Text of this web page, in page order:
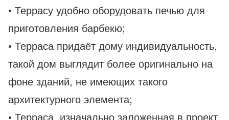
• Террасу удобно оборудовать печью для
приготовления барбекю;
• Терраса придаёт дому индивидуальность,
такой дом выглядит более оригинально на
фоне зданий, не имеющих такого
архитектурного элемента;
• Терраса, изначально заложенная в проект